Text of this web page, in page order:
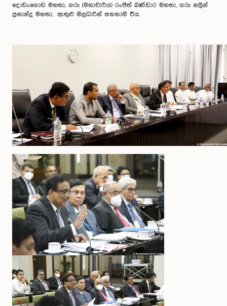
දොඩංගොඩ මහතා, ගරු (මහාචාර්ය) රංජිත් බණ්ඩාර මහතා, ගරු නලින්
ප්‍රනාන්දු මහතා, ඇතුළු නිලධාරීන් සහභාගී විය.